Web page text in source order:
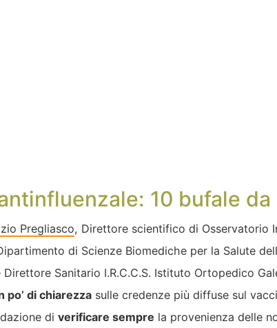
10 bufale da
Pregliasco, Direttore scientifico di Osservatorio
di Scienze Biomediche per la Salute
Sanitario I.R.C.C.S. Istituto Ortopedico
po’ di chiarezza sulle credenze più diffuse sul
di verificare sempre la provenienza delle